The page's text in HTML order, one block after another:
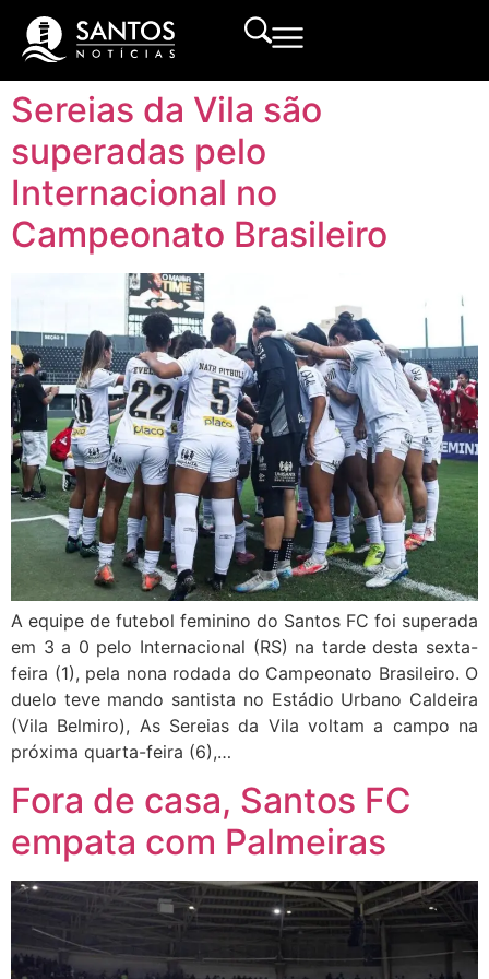
Sereias da Vila são
superadas pelo
Internacional no
Campeonato Brasileiro
A equipe de futebol feminino do Santos FC foi superada
em 3 a 0 pelo Internacional (RS) na tarde desta sexta-
feira (1), pela nona rodada do Campeonato Brasileiro. O
duelo teve mando santista no Estádio Urbano Caldeira
(Vila Belmiro), As Sereias da Vila voltam a campo na
próxima quarta-feira (6),…
Fora de casa, Santos FC
empata com Palmeiras